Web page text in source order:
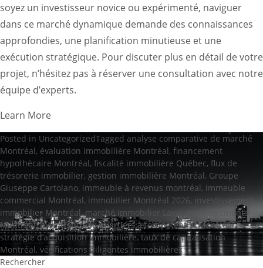
soyez un investisseur novice ou expérimenté, naviguer
dans ce marché dynamique demande des connaissances
approfondies, une planification minutieuse et une
exécution stratégique. Pour discuter plus en détail de votre
projet, n’hésitez pas à réserver une consultation avec notre
équipe d’experts.
Learn More
Posted in UncategorizedTagged analyse comparative de marché
Montréal, évaluation immobilière Montréal, financement
hypothécaire Montréal, fiscalité immobilière Québec, flux de
trésorerie immobilier, gestion immobilière Montréal, Groupe
Giuseppe Cartolano, immeuble à revenus montréal, immeuble
commercial Montréal, immobilier Montréal 2026, investissement
immobilier Montréal, marché immobilier Laval
multilogements
Montréal,plex Montréal,quartiers à fort potentiel Montréal,
stratégie d’acquisition immobilière, taux de capitalisation
Montréal, vérifications diligentes immobilières
Rechercher